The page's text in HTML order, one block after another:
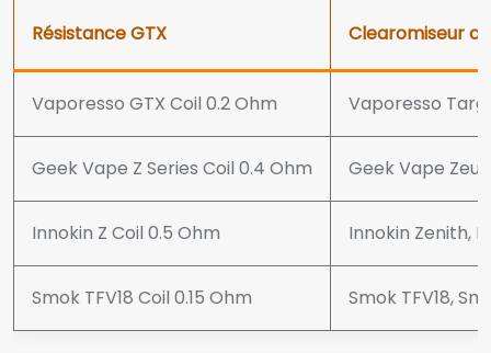
Résistance GTX Clearomiseur
Vaporesso GTX Coil 0.2 Ohm Vaporesso
Geek Vape Z Series Coil 0.4 Ohm Geek Vape
Innokin Z Coil 0.5 Ohm Innokin Zenith,
Smok TFV18 Coil 0.15 Ohm Smok TFV18,